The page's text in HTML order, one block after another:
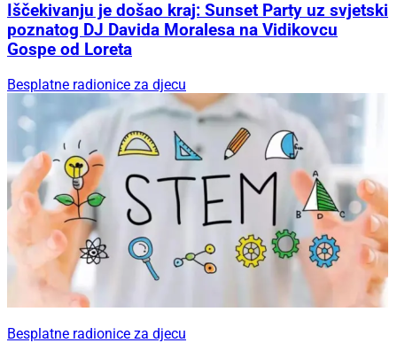
Iščekivanju je došao kraj: Sunset Party uz svjetski
poznatog DJ Davida Moralesa na Vidikovcu
Gospe od Loreta
Besplatne radionice za djecu
Besplatne radionice za djecu